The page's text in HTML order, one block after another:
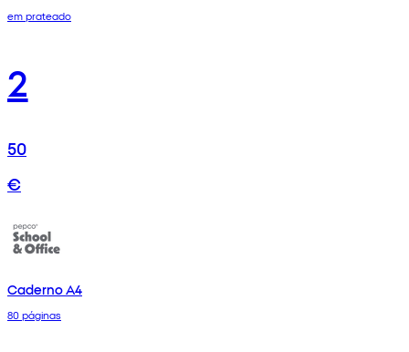
em prateado
2
50
€
Caderno A4
80 páginas